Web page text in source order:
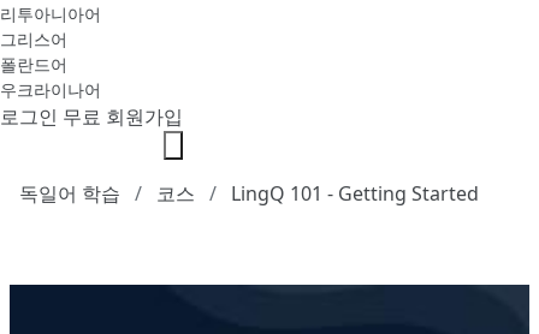
리투아니아어
그리스어
폴란드어
우크라이나어
로그인 무료 회원가입
독일어 학습 코스 LingQ 101 - Getting Started